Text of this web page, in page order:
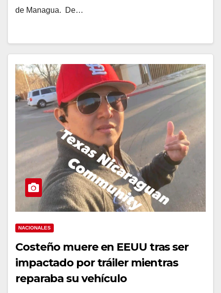
de Managua. De…
NACIONALES
Costeño muere en EEUU tras ser
impactado por tráiler mientras
reparaba su vehículo